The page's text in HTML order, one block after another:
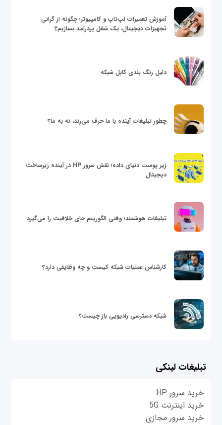
آموزش تعمیرات لپ‌تاپ و کامپیوتر؛ چگونه از گرانی
تجهیزات دیجیتال، یک شغل پردرآمد بسازیم؟
دلیل رنگ بندی کابل شبکه
چطور تبلیغات آینده با ما حرف می‌زند، نه به ما؟
زیر پوست دنیای داده؛ نقش سرور HP در آینده زیرساخت
دیجیتال
تبلیغات هوشمند؛ وقتی الگوریتم جای خلاقیت را می‌گیرد
کارشناس عملیات شبکه کیست و چه وظایفی دارد؟
شبکه دسترسی رادیویی باز چیست؟
تبلیغات لینکی
خرید سرور HP
خرید اینترنت 5G
خرید سرور مجازی